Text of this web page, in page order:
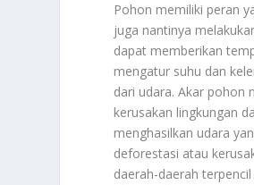
Pohon memiliki peran
juga nantinya
dapat memberikan
mengatur suhu dan
dari udara. Akar pohon
kerusakan lingkungan
menghasilkan udara
deforestasi atau
daerah-daerah